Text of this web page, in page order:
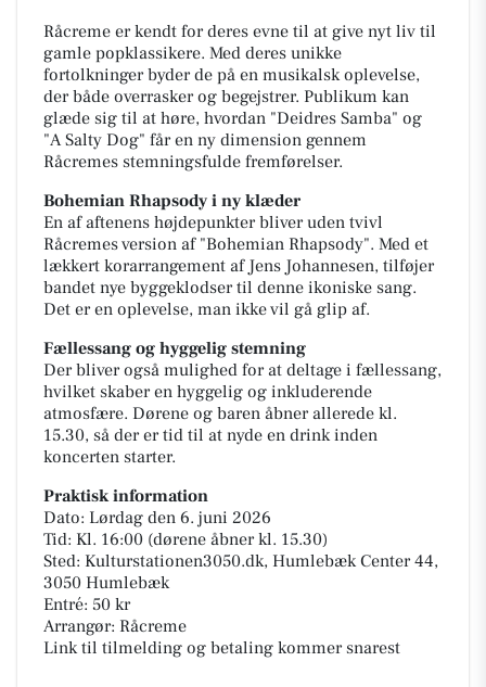
Råcreme er kendt for deres evne til at give nyt liv til
gamle popklassikere. Med deres unikke
fortolkninger byder de på en musikalsk oplevelse,
der både overrasker og begejstrer. Publikum kan
glæde sig til at høre, hvordan "Deidres Samba" og
"A Salty Dog" får en ny dimension gennem
Råcremes stemningsfulde fremførelser.
Bohemian Rhapsody i ny klæder
En af aftenens højdepunkter bliver uden tvivl
Råcremes version af "Bohemian Rhapsody". Med et
lækkert korarrangement af Jens Johannesen, tilføjer
bandet nye byggeklodser til denne ikoniske sang.
Det er en oplevelse, man ikke vil gå glip af.
Fællessang og hyggelig stemning
Der bliver også mulighed for at deltage i fællessang,
hvilket skaber en hyggelig og inkluderende
atmosfære. Dørene og baren åbner allerede kl.
15.30, så der er tid til at nyde en drink inden
koncerten starter.
Praktisk information
Dato: Lørdag den 6. juni 2026
Tid: Kl. 16:00 (dørene åbner kl. 15.30)
Sted: Kulturstationen3050.dk, Humlebæk Center 44,
3050 Humlebæk
Entré: 50 kr
Arrangør: Råcreme
Link til tilmelding og betaling kommer snarest